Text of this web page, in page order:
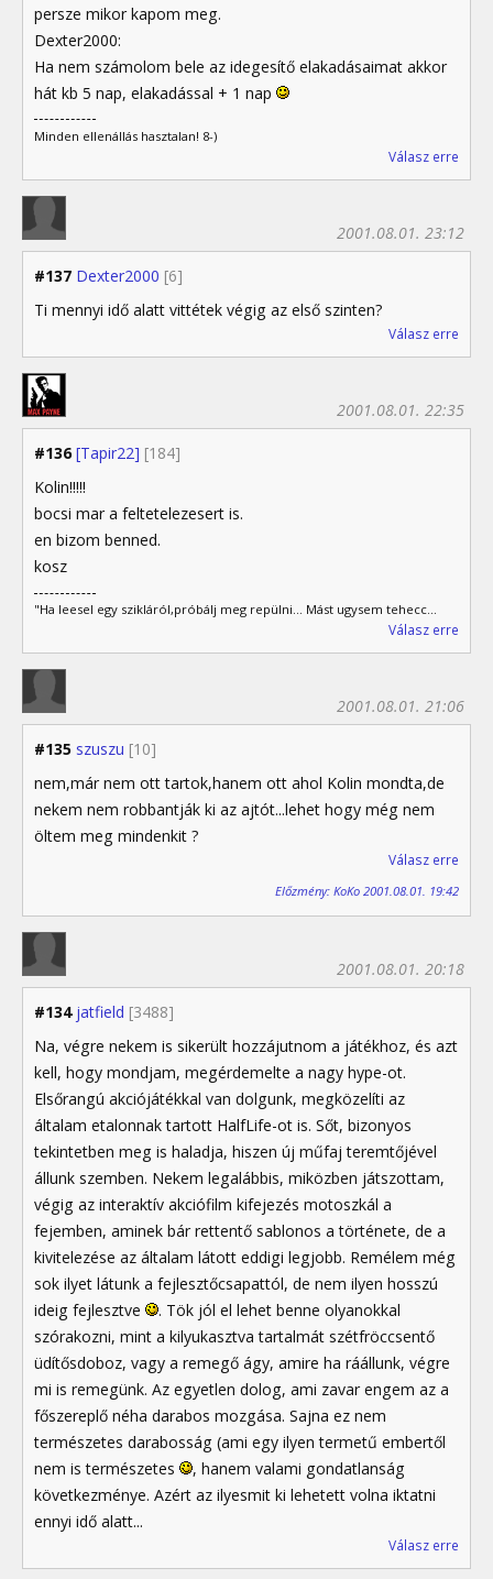
persze mikor kapom meg.
Dexter2000:
Ha nem számolom bele az idegesítő elakadásaimat akkor
hát kb 5 nap, elakadással + 1 nap
Minden ellenállás hasztalan! 8-)
Válasz erre
#137 Dexter2000 [6]
2001.08.01. 23:12
Ti mennyi idő alatt vittétek végig az első szinten?
Válasz erre
#136 [Tapir22] [184]
2001.08.01. 22:35
Kolin!!!!!
bocsi mar a feltetelezesert is.
en bizom benned.
kosz
"Ha leesel egy szikláról,próbálj meg repülni... Mást ugysem tehecc...
Válasz erre
#135 szuszu [10]
2001.08.01. 21:06
nem,már nem ott tartok,hanem ott ahol Kolin mondta,de
nekem nem robbantják ki az ajtót...lehet hogy még nem
öltem meg mindenkit ?
Válasz erre
Előzmény: KoKo 2001.08.01. 19:42
#134 jatfield [3488]
2001.08.01. 20:18
Na, végre nekem is sikerült hozzájutnom a játékhoz, és azt
kell, hogy mondjam, megérdemelte a nagy hype-ot.
Elsőrangú akciójátékkal van dolgunk, megközelíti az
általam etalonnak tartott HalfLife-ot is. Sőt, bizonyos
tekintetben meg is haladja, hiszen új műfaj teremtőjével
állunk szemben. Nekem legalábbis, miközben játszottam,
végig az interaktív akciófilm kifejezés motoszkál a
fejemben, aminek bár rettentő sablonos a története, de a
kivitelezése az általam látott eddigi legjobb. Remélem még
sok ilyet látunk a fejlesztőcsapattól, de nem ilyen hosszú
ideig fejlesztve
. Tök jól el lehet benne olyanokkal
szórakozni, mint a kilyukasztva tartalmát szétfröccsentő
üdítősdoboz, vagy a remegő ágy, amire ha ráállunk, végre
mi is remegünk. Az egyetlen dolog, ami zavar engem az a
főszereplő néha darabos mozgása. Sajna ez nem
természetes darabosság (ami egy ilyen termetű embertől
nem is természetes
, hanem valami gondatlanság
következménye. Azért az ilyesmit ki lehetett volna iktatni
ennyi idő alatt...
Válasz erre